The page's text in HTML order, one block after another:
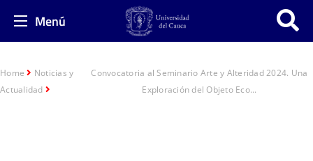
Menú
Home
Noticias y
Actualidad
Convocatoria al Seminario Arte y Alteridad 2024. Una
Exploración del Objeto Eco...